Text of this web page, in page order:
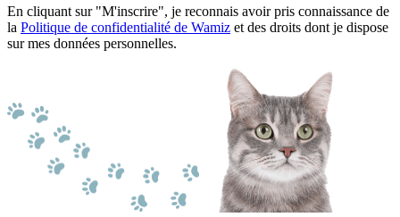
En cliquant sur "M'inscrire", je reconnais avoir pris connaissance de
la Politique de confidentialité de Wamiz et des droits dont je dispose
sur mes données personnelles.